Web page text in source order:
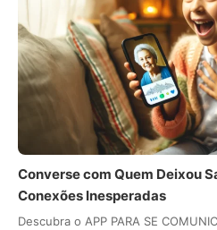
Converse com Quem Deixou
Conexões Inesperadas
Descubra o APP PARA SE